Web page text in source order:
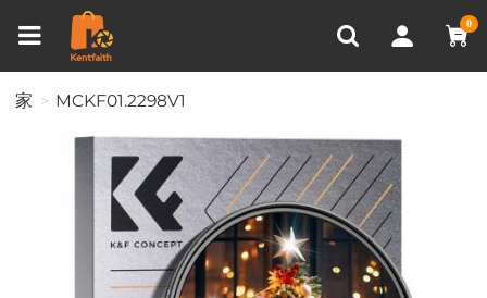
0
比較商品 (0)
家 MCKF01.2298V1